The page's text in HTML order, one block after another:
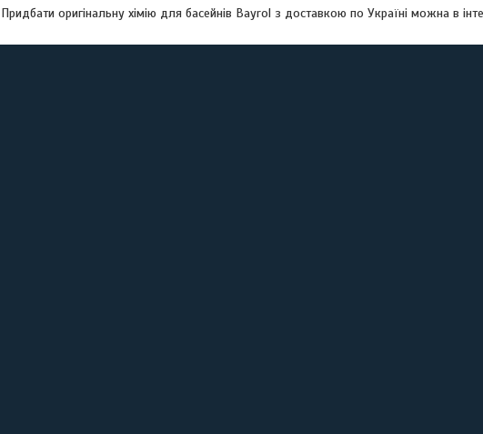
Придбати оригінальну хімію для басейнів Bayrol з доставкою по Україні можна в